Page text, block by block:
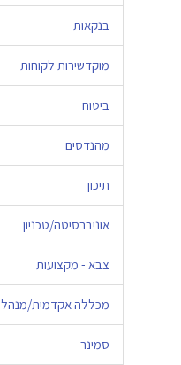
בנקאות
מוקדשירות לקוחות
ביטוח
מהנדסים
תיכון
אוניברסיטה/טכניון
צבא - מקצועות
מכללה אקדמית/מנהל
סמינר